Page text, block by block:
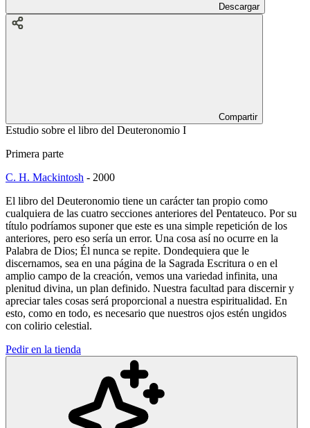
Descargar
Compartir
Estudio sobre el libro del Deuteronomio I
Primera parte
C. H. Mackintosh - 2000
El libro del Deuteronomio tiene un carácter tan propio como
cualquiera de las cuatro secciones anteriores del Pentateuco. Por su
título podríamos suponer que este es una simple repetición de los
anteriores, pero eso sería un error. Una cosa así no ocurre en la
Palabra de Dios; Él nunca se repite. Dondequiera que le
discernamos, sea en una página de la Sagrada Escritura o en el
amplio campo de la creación, vemos una variedad infinita, una
plenitud divina, un plan definido. Nuestra facultad para discernir y
apreciar tales cosas será proporcional a nuestra espiritualidad. En
esto, como en todo, es necesario que nuestros ojos estén ungidos
con colirio celestial.
Pedir en la tienda